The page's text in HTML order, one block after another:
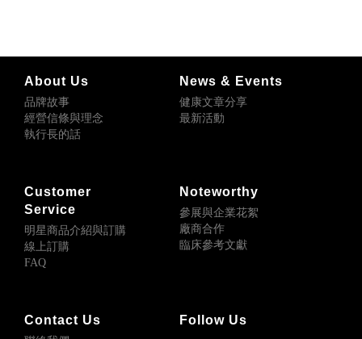
About Us
品牌故事
經營信條與理念
執行長的話
News & Events
健康文章分享
最新活動
Customer
Service
明星商品介紹與訂購
線上訂購
FAQ
Noteworthy
參展與企業花絮
廠商合作
臨床參考文獻
Contact Us Follow Us